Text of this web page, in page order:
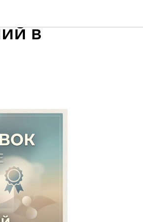
участие в
в